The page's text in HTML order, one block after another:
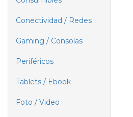
Conectividad / Redes
Gaming / Consolas
Periféricos
Tablets / Ebook
Foto / Video